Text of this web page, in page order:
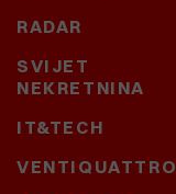
RADAR
SVIJET
NEKRETNINA
IT&TECH
VENTIQUATTRO